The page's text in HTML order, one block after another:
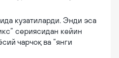
кузатиларди. Энди эса
сериясидан кейин
чарчоқ ва “янги